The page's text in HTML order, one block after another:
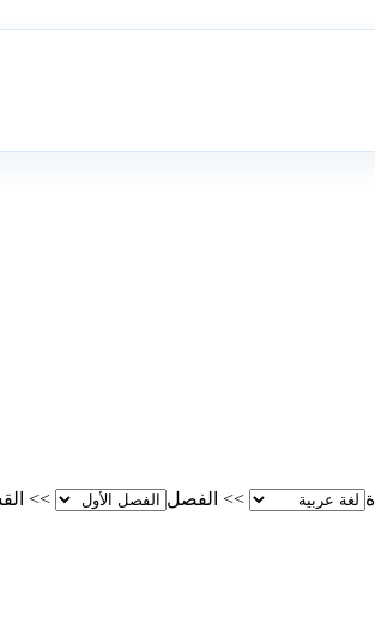
>> الفصل >>